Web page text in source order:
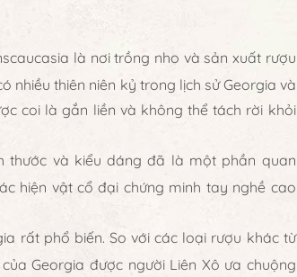
là nơi trồng nho và sản xuất rượu
nhiều thiên niên kỷ trong lịch sử Georgia và
coi là gắn liền và không thể tách rời khỏi
thước và kiểu dáng đã là một phần quan
hiện vật cổ đại chứng minh tay nghề cao
rất phổ biến. So với các loại rượu khác từ
Georgia được người Liên Xô ưa chuộng